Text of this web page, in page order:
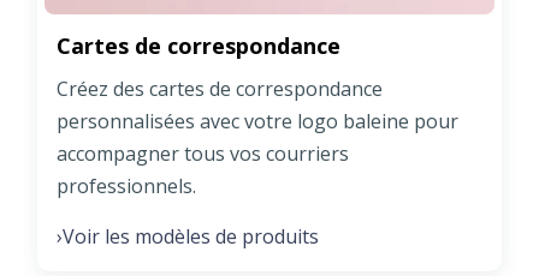
Cartes de correspondance
Créez des cartes de correspondance
personnalisées avec votre logo baleine pour
accompagner tous vos courriers
professionnels.
›Voir les modèles de produits